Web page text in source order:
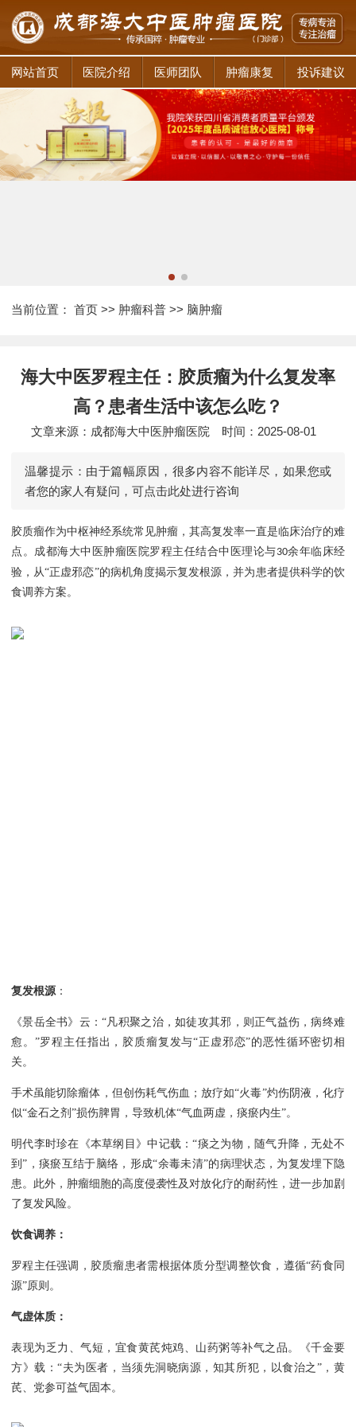
网站首页 医院介绍 医师团队 肿瘤康复 投诉建议
当前位置： 首页 >> 肿瘤科普 >> 脑肿瘤
海大中医罗程主任：胶质瘤为什么复发率
高？患者生活中该怎么吃？
文章来源：成都海大中医肿瘤医院 时间：2025-08-01
温馨提示：由于篇幅原因，很多内容不能详尽，如果您或
者您的家人有疑问，可点击此处进行咨询
胶质瘤作为中枢神经系统常见肿瘤，其高复发率一直是临床治疗的难
点。成都海大中医肿瘤医院罗程主任结合中医理论与30余年临床经
验，从“正虚邪恋”的病机角度揭示复发根源，并为患者提供科学的饮
食调养方案。
复发根源：
《景岳全书》云：“凡积聚之治，如徒攻其邪，则正气益伤，病终难
愈。”罗程主任指出，胶质瘤复发与“正虚邪恋”的恶性循环密切相
关。
手术虽能切除瘤体，但创伤耗气伤血；放疗如“火毒”灼伤阴液，化疗
似“金石之剂”损伤脾胃，导致机体“气血两虚，痰瘀内生”。
明代李时珍在《本草纲目》中记载：“痰之为物，随气升降，无处不
到”，痰瘀互结于脑络，形成“余毒未清”的病理状态，为复发埋下隐
患。此外，肿瘤细胞的高度侵袭性及对放化疗的耐药性，进一步加剧
了复发风险。
饮食调养：
罗程主任强调，胶质瘤患者需根据体质分型调整饮食，遵循“药食同
源”原则。
气虚体质：
表现为乏力、气短，宜食黄芪炖鸡、山药粥等补气之品。《千金要
方》载：“夫为医者，当须先洞晓病源，知其所犯，以食治之”，黄
芪、党参可益气固本。